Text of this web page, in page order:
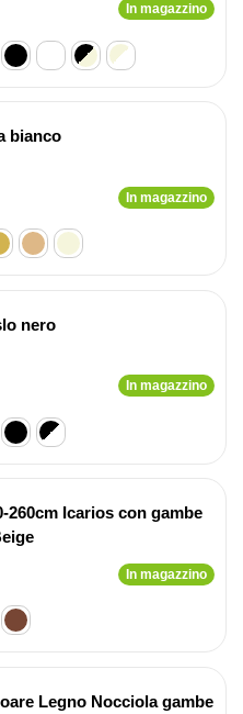
In magazzino
bianco
In magazzino
nero
In magazzino
260cm Icarios con gambe
In magazzino
Legno Nocciola gambe